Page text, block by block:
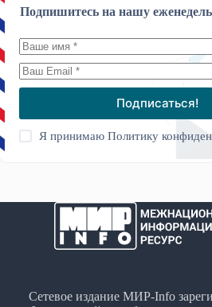
Подпишитесь на нашу
Подписаться!
Я принимаюПолитику
Сетевое издание МИР-Info